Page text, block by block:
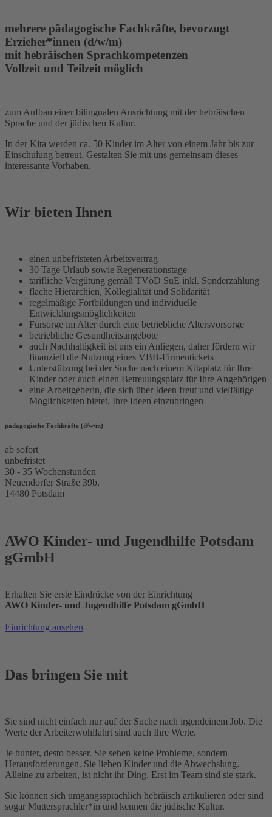
mehrere pädagogische Fachkräfte, bevorzugt
Erzieher*innen (d/w/m)
mit hebräischen Sprachkompetenzen
Vollzeit und Teilzeit möglich
zum Aufbau einer bilingualen Ausrichtung mit der hebräischen
Sprache und der jüdischen Kultur.
In der Kita werden ca. 50 Kinder im Alter von einem Jahr bis zur
Einschulung betreut. Gestalten Sie mit uns gemeinsam dieses
interessante Vorhaben.
Wir bieten Ihnen
einen unbefristeten Arbeitsvertrag
30 Tage Urlaub sowie Regenerationstage
tarifliche Vergütung gemäß TVöD SuE inkl. Sonderzahlung
flache Hierarchien, Kollegialität und Solidarität
regelmäßige Fortbildungen und individuelle
Entwicklungsmöglichkeiten
Fürsorge im Alter durch eine betriebliche Altersvorsorge
betriebliche Gesundheitsangebote
auch Nachhaltigkeit ist uns ein Anliegen, daher fördern wir
finanziell die Nutzung eines VBB-Firmentickets
Unterstützung bei der Suche nach einem Kitaplatz für Ihre
Kinder oder auch einen Betreuungsplatz für Ihre Angehörigen
eine Arbeitgeberin, die sich über Ideen freut und vielfältige
Möglichkeiten bietet, Ihre Ideen einzubringen
pädagogische Fachkräfte (d/w/m)
ab sofort
unbefristet
30 - 35 Wochenstunden
Neuendorfer Straße 39b,
14480 Potsdam
AWO Kinder- und Jugendhilfe Potsdam
gGmbH
Erhalten Sie erste Eindrücke von der Einrichtung
AWO Kinder- und Jugendhilfe Potsdam gGmbH
Einrichtung ansehen
Das bringen Sie mit
Sie sind nicht einfach nur auf der Suche nach irgendeinem Job. Die
Werte der Arbeiterwohlfahrt sind auch Ihre Werte.
Je bunter, desto besser. Sie sehen keine Probleme, sondern
Herausforderungen. Sie lieben Kinder und die Abwechslung.
Alleine zu arbeiten, ist nicht ihr Ding. Erst im Team sind sie stark.
Sie können sich umgangssprachlich hebräisch artikulieren oder sind
sogar Muttersprachler*in und kennen die jüdische Kultur.